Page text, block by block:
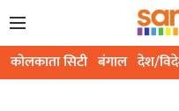
कोलकाता सिटी बंगाल देश/